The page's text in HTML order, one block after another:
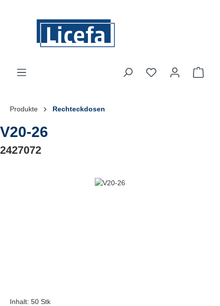
Du hast 0
Produkte Rechteckdosen
V20-26
2427072
Inhalt: 50 Stk